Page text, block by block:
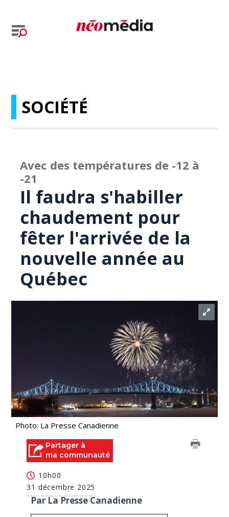
SOCIÉTÉ
Avec des températures de -12 à
-21
Il faudra s'habiller
chaudement pour
fêter l'arrivée de la
nouvelle année au
Québec
Photo: La Presse Canadienne
Partager à
ma communauté
10h00
31 décembre 2025
Par La Presse Canadienne